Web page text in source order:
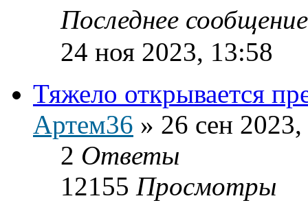
Последнее
24 ноя 2023, 13:58
Тяжело открывается
Артем36 » 26 сен
2 Ответы
12155 Просмотры